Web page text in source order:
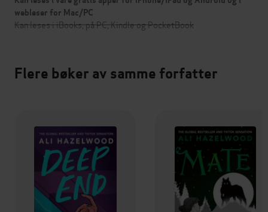
webleser for Mac/PC
Kan leses i iBooks, på PC, Kindle og PocketBook
Flere bøker av samme forfatter